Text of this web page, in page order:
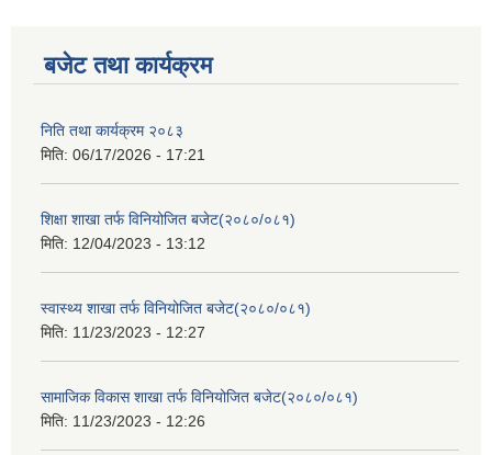
बजेट तथा कार्यक्रम
निति तथा कार्यक्रम २०८३
मिति: 06/17/2026 - 17:21
शिक्षा शाखा तर्फ विनियोजित बजेट(२०८०/०८१)
मिति: 12/04/2023 - 13:12
स्वास्थ्य शाखा तर्फ विनियोजित बजेट(२०८०/०८१)
मिति: 11/23/2023 - 12:27
सामाजिक विकास शाखा तर्फ विनियोजित बजेट(२०८०/०८१)
मिति: 11/23/2023 - 12:26